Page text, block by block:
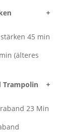
+
45 min
(älteres
Trampolin
+
23 Min